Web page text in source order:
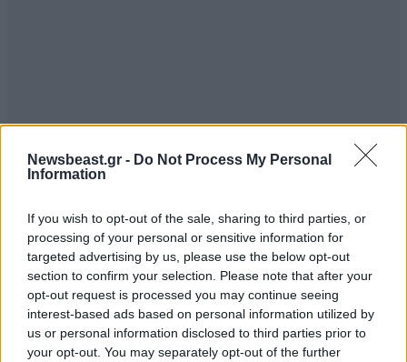
Newsbeast.gr - Do Not Process My Personal
Information
If you wish to opt-out of the sale, sharing to third parties, or
processing of your personal or sensitive information for
targeted advertising by us, please use the below opt-out
section to confirm your selection. Please note that after your
opt-out request is processed you may continue seeing
interest-based ads based on personal information utilized by
us or personal information disclosed to third parties prior to
your opt-out. You may separately opt-out of the further
TRENDING